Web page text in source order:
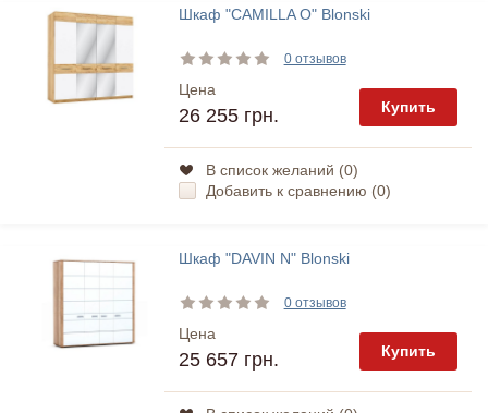
Шкаф "CAMILLA O" Blonski
0 отзывов
Цена
26 255 грн. Купить
В список желаний (0)
Добавить к сравнению (0)
Шкаф "DAVIN N" Blonski
0 отзывов
Цена
25 657 грн. Купить